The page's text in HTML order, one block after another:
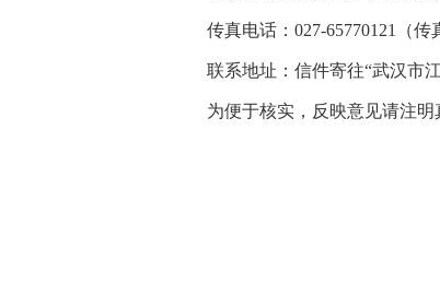
传真电话：027-65770121（传
联系地址：信件寄往“武汉市
为便于核实，反映意见请注明